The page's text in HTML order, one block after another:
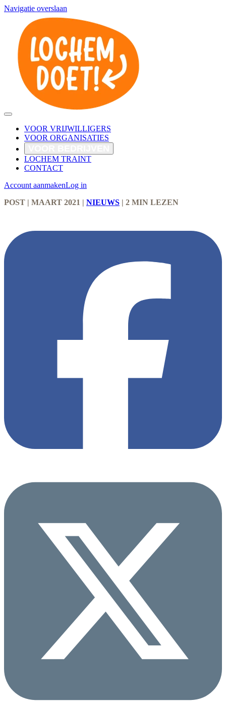
Navigatie overslaan
VOOR VRIJWILLIGERS
VOOR ORGANISATIES
LOCHEM TRAINT
CONTACT
Account aanmakenLog in
POST | MAART 2021 | NIEUWS | 2 MIN LEZEN